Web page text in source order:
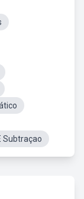
Subtraçao